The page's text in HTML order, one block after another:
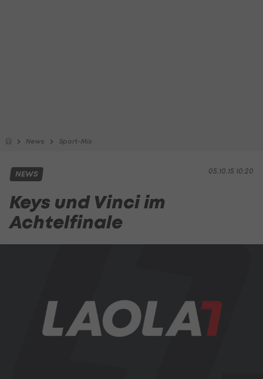
News Sport-Mix
05.10.15 10:20
NEWS
Keys und Vinci im
Achtelfinale